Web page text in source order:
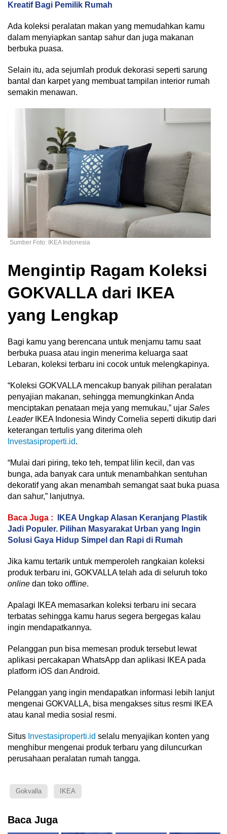
Kreatif Bagi Pemilik Rumah
Ada koleksi peralatan makan yang memudahkan kamu
dalam menyiapkan santap sahur dan juga makanan
berbuka puasa.
Selain itu, ada sejumlah produk dekorasi seperti sarung
bantal dan karpet yang membuat tampilan interior rumah
semakin menawan.
Sumber Foto: IKEA Indonesia
Mengintip Ragam Koleksi
GOKVALLA dari IKEA
yang Lengkap
Bagi kamu yang berencana untuk menjamu tamu saat
berbuka puasa atau ingin menerima keluarga saat
Lebaran, koleksi terbaru ini cocok untuk melengkapinya.
“Koleksi GOKVALLA mencakup banyak pilihan peralatan
penyajian makanan, sehingga memungkinkan Anda
menciptakan penataan meja yang memukau,” ujar Sales
LeaderIKEA Indonesia Windy Cornelia seperti dikutip dari
keterangan tertulis yang diterima oleh
Investasiproperti.id.
“Mulai dari piring, teko teh, tempat lilin kecil, dan vas
bunga, ada banyak cara untuk menambahkan sentuhan
dekoratif yang akan menambah semangat saat buka puasa
dan sahur,” lanjutnya.
Baca Juga :
IKEA Ungkap Alasan Keranjang Plastik
Jadi Populer. Pilihan Masyarakat Urban yang Ingin
Solusi Gaya Hidup Simpel dan Rapi di Rumah
Jika kamu tertarik untuk memperoleh rangkaian koleksi
produk terbaru ini, GOKVALLA telah ada di seluruh toko
online dan toko offline.
Apalagi IKEA memasarkan koleksi terbaru ini secara
terbatas sehingga kamu harus segera bergegas kalau
ingin mendapatkannya.
Pelanggan pun bisa memesan produk tersebut lewat
aplikasi percakapan WhatsApp dan aplikasi IKEA pada
platform iOS dan Android.
Pelanggan yang ingin mendapatkan informasi lebih lanjut
mengenai GOKVALLA, bisa mengakses situs resmi IKEA
atau kanal media sosial resmi.
Situs Investasiproperti.id selalu menyajikan konten yang
menghibur mengenai produk terbaru yang diluncurkan
perusahaan peralatan rumah tangga.
Gokvalla IKEA
Baca Juga